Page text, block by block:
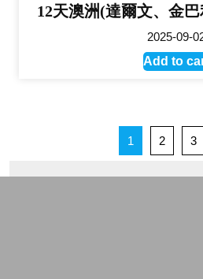
12天澳洲(達爾文、金
2025-09-
Add to
1 2 3